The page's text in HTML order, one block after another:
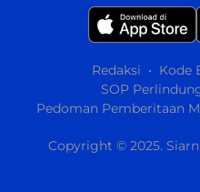
Redaksi
Kode
SOP
Pedoman Pemberitaan
Copyright © 2025.